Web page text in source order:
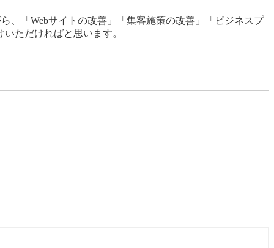
、「Webサイトの改善」「集客施策の改善」「ビジネスプ
ただければと思います。